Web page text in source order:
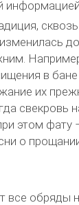
в
их
свекровь
этом фату
о
все обряды